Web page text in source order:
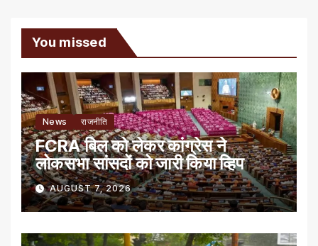
You missed
News राजनीति
FCRA बिल को लेकर कांग्रेस ने
लोकसभा सांसदों को जारी किया व्हिप
AUGUST 7, 2026